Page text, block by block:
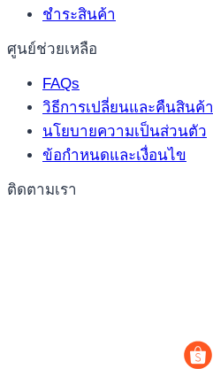
ชำระสินค้า
ศูนย์ช่วยเหลือ
FAQs
วิธีการเปลี่ยนและคืนสินค้า
นโยบายความเป็นส่วนตัว
ข้อกำหนดและเงื่อนไข
ติดตามเรา